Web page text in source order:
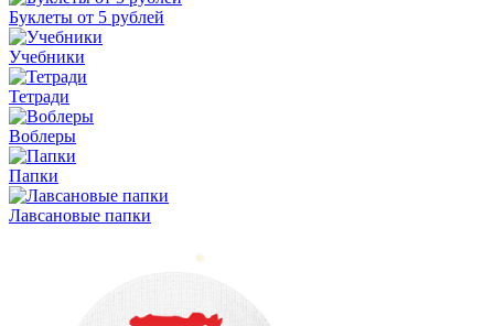
Буклеты от 5 рублей
Учебники
Тетради
Воблеры
Папки
Лавсановые папки